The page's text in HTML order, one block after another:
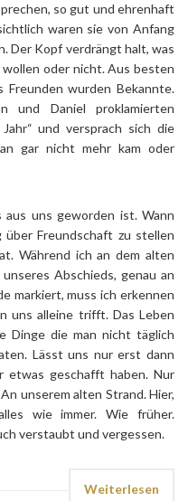
so gut und ehrenhaft
waren sie von Anfang
Der Kopf verdrängt halt, was
oder nicht. Aus besten
Freunden wurden Bekannte.
Daniel proklamierten
und versprach sich die
gar nicht mehr kam oder
aus uns geworden ist. Wann
Freundschaft zu stellen
Während ich an dem alten
Abschieds, genau an
markiert, muss ich erkennen
uns alleine trifft. Das Leben
Dinge die man nicht täglich
Lässt uns nur erst dann
etwas geschafft haben. Nur
unserem alten Strand. Hier,
wie immer. Wie früher.
verstaubt und vergessen.
Weiterlesen